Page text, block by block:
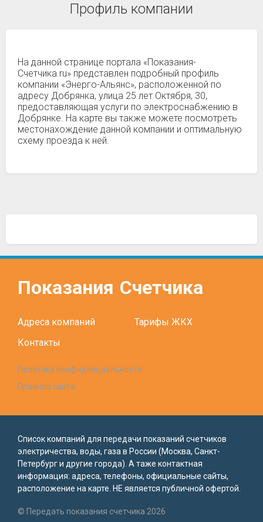
Профиль компании
На данной странице портала «Показания-
Счетчика.ru» представлен подробный профиль
компании «Энерго-Альянс», расположенной по
адресу Добрянка, улица 25 лет Октября, 30,
предоставляющая услуги по электроснабжению в
Добрянке. На карте вы также можете посмотреть
местонахождение данной компании и оптимальную
схему проезда к ней.
Показания Счетчика
Адреса компаний
Тарифы ЖКХ
Контакты
Политика конфиденциальности
Правила сайта
Список компаний для передачи показаний счетчиков
электричества, воды, газа в России (Москва, Санкт-
Петербург и другие города). А таже контактная
информация: адреса, телефоны, официальные сайты,
расположение на карте. НЕ является публичной офертой.
© Передать показания счетчика 2026